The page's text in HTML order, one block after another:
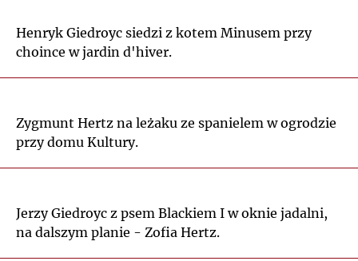
Henryk Giedroyc siedzi z kotem Minusem przy
choince w jardin d'hiver.
Zygmunt Hertz na leżaku ze spanielem w ogrodzie
przy domu Kultury.
Jerzy Giedroyc z psem Blackiem I w oknie jadalni,
na dalszym planie - Zofia Hertz.